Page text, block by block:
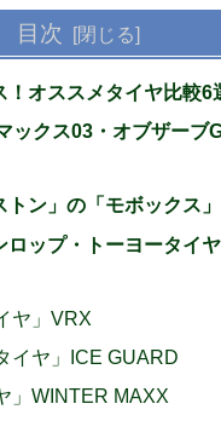
目次
！オススメタイヤ比較6
ックス03・オブザーブ
ン」の「モボックス」
ップ・トーヨータイ
ヤ」VRX
イヤ」ICE GUARD
」WINTER MAXX